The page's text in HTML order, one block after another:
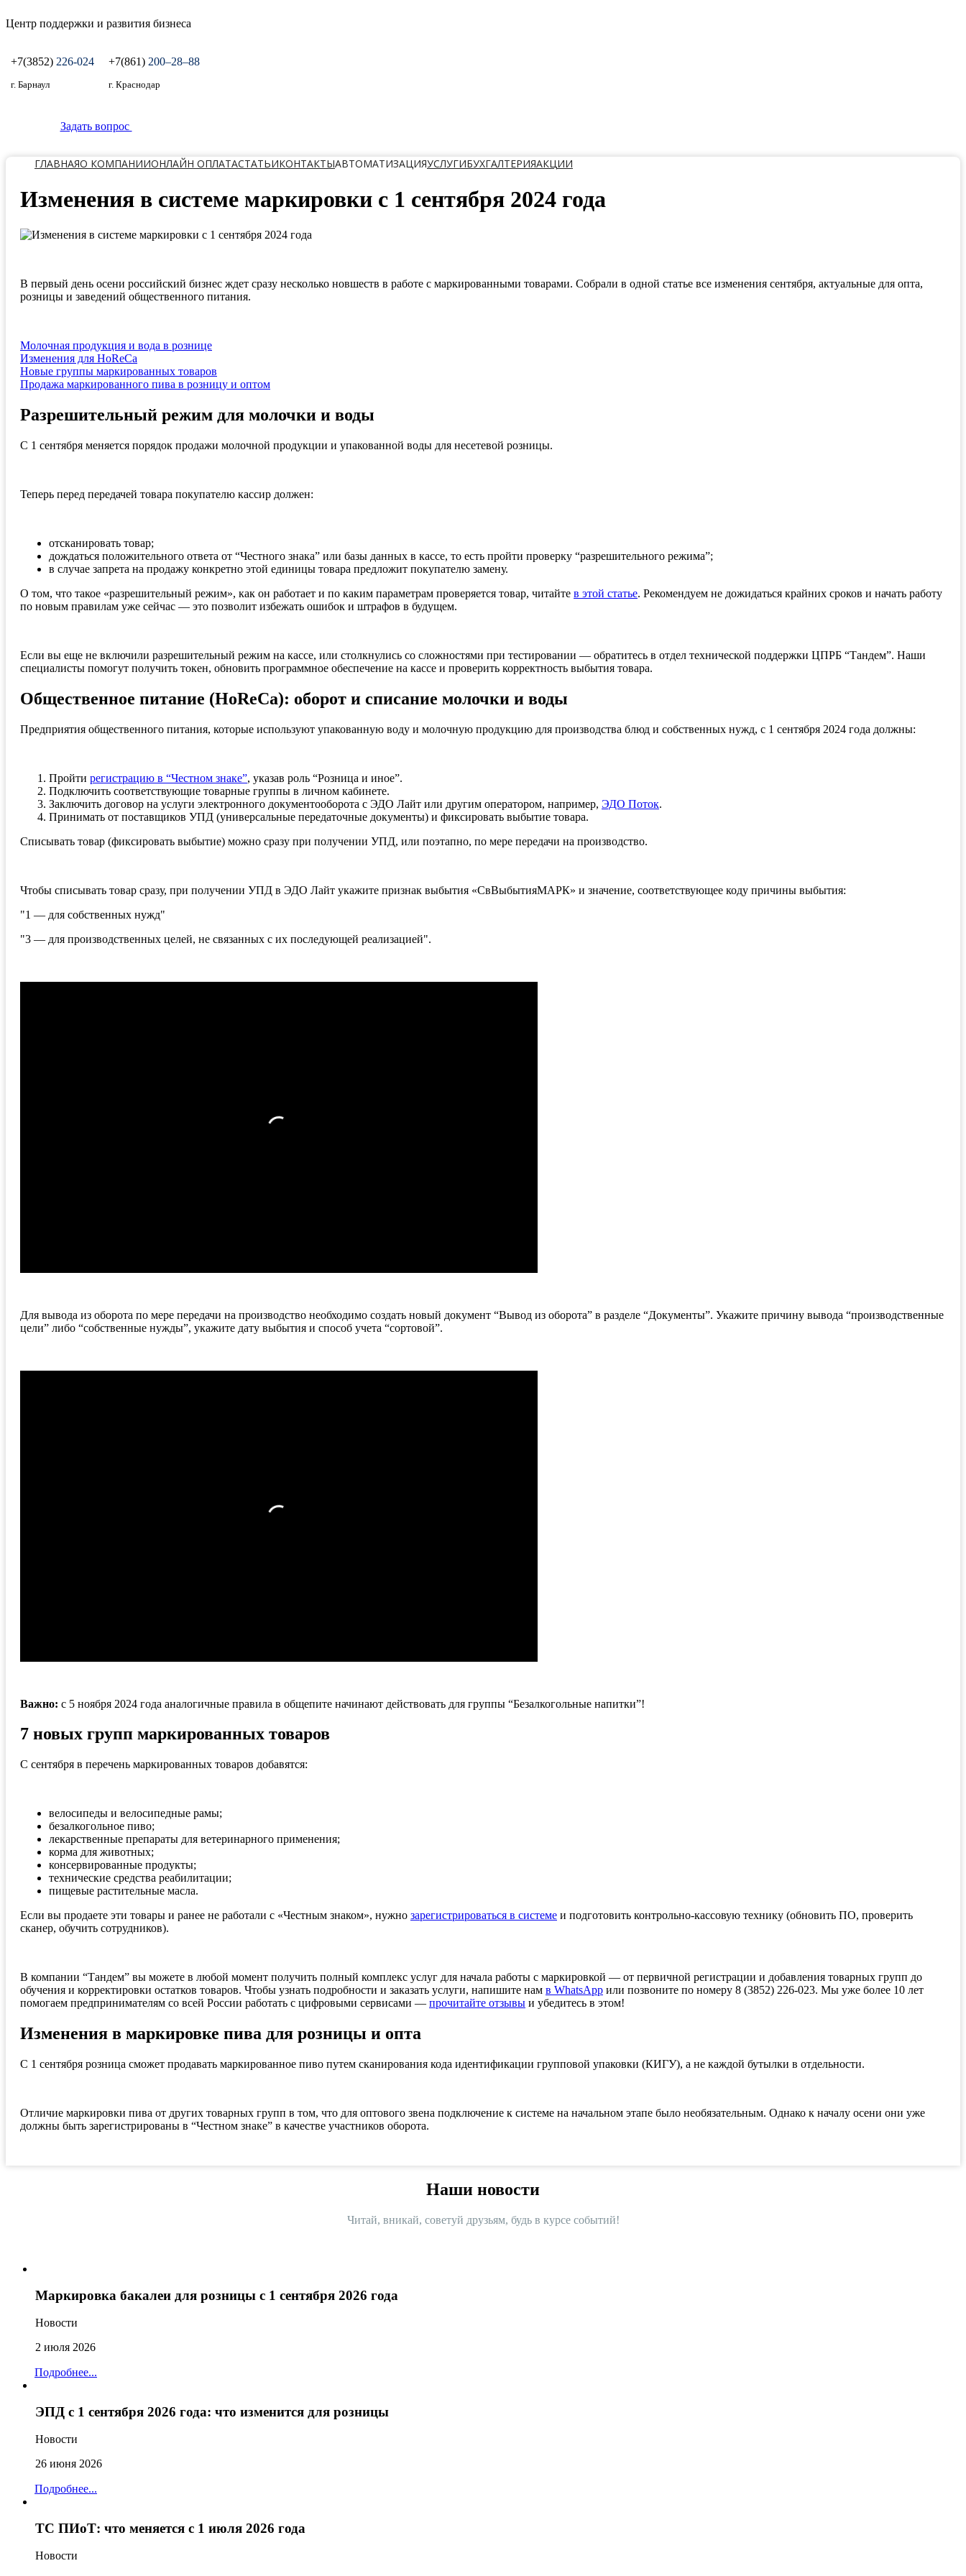
Центр поддержки и развития бизнеса
+7(3852) 226-024
г. Барнаул
+7(861) 200‒28‒88
г. Краснодар
Задать вопрос
ГЛАВНАЯО КОМПАНИИОНЛАЙН ОПЛАТАСТАТЬИКОНТАКТЫАВТОМАТИЗАЦИЯУСЛУГИБУХГАЛТЕРИЯАКЦИИ
Изменения в системе маркировки с 1 сентября 2024 года
В первый день осени российский бизнес ждет сразу несколько новшеств в работе с маркированными товарами. Собрали в одной статье все изменения сентября, актуальные для опта,
розницы и заведений общественного питания.
Молочная продукция и вода в рознице
Изменения для HoReCa
Новые группы маркированных товаров
Продажа маркированного пива в розницу и оптом
Разрешительный режим для молочки и воды
С 1 сентября меняется порядок продажи молочной продукции и упакованной воды для несетевой розницы.
Теперь перед передачей товара покупателю кассир должен:
отсканировать товар;
дождаться положительного ответа от “Честного знака” или базы данных в кассе, то есть пройти проверку “разрешительного режима”;
в случае запрета на продажу конкретно этой единицы товара предложит покупателю замену.
О том, что такое «разрешительный режим», как он работает и по каким параметрам проверяется товар, читайте в этой статье. Рекомендуем не дожидаться крайних сроков и начать работу
по новым правилам уже сейчас — это позволит избежать ошибок и штрафов в будущем.
Если вы еще не включили разрешительный режим на кассе, или столкнулись со сложностями при тестировании — обратитесь в отдел технической поддержки ЦПРБ “Тандем”. Наши
специалисты помогут получить токен, обновить программное обеспечение на кассе и проверить корректность выбытия товара.
Общественное питание (HoReCa): оборот и списание молочки и воды
Предприятия общественного питания, которые используют упакованную воду и молочную продукцию для производства блюд и собственных нужд, с 1 сентября 2024 года должны:
Пройти регистрацию в “Честном знаке”, указав роль “Розница и иное”.
Подключить соответствующие товарные группы в личном кабинете.
Заключить договор на услуги электронного документооборота с ЭДО Лайт или другим оператором, например, ЭДО Поток.
Принимать от поставщиков УПД (универсальные передаточные документы) и фиксировать выбытие товара.
Списывать товар (фиксировать выбытие) можно сразу при получении УПД, или поэтапно, по мере передачи на производство.
Чтобы списывать товар сразу, при получении УПД в ЭДО Лайт укажите признак выбытия «СвВыбытияМАРК» и значение, соответствующее коду причины выбытия:
"1 — для собственных нужд"
"3 — для производственных целей, не связанных с их последующей реализацией".
Для вывода из оборота по мере передачи на производство необходимо создать новый документ “Вывод из оборота” в разделе “Документы”. Укажите причину вывода “производственные
цели” либо “собственные нужды”, укажите дату выбытия и способ учета “сортовой”.
Важно: с 5 ноября 2024 года аналогичные правила в общепите начинают действовать для группы “Безалкогольные напитки”!
7 новых групп маркированных товаров
С сентября в перечень маркированных товаров добавятся:
велосипеды и велосипедные рамы;
безалкогольное пиво;
лекарственные препараты для ветеринарного применения;
корма для животных;
консервированные продукты;
технические средства реабилитации;
пищевые растительные масла.
Если вы продаете эти товары и ранее не работали с «Честным знаком», нужно зарегистрироваться в системе и подготовить контрольно-кассовую технику (обновить ПО, проверить
сканер, обучить сотрудников).
В компании “Тандем” вы можете в любой момент получить полный комплекс услуг для начала работы с маркировкой — от первичной регистрации и добавления товарных групп до
обучения и корректировки остатков товаров. Чтобы узнать подробности и заказать услуги, напишите нам в WhatsApp или позвоните по номеру 8 (3852) 226-023. Мы уже более 10 лет
помогаем предпринимателям со всей России работать с цифровыми сервисами — прочитайте отзывы и убедитесь в этом!
Изменения в маркировке пива для розницы и опта
С 1 сентября розница сможет продавать маркированное пиво путем сканирования кода идентификации групповой упаковки (КИГУ), а не каждой бутылки в отдельности.
Отличие маркировки пива от других товарных групп в том, что для оптового звена подключение к системе на начальном этапе было необязательным. Однако к началу осени они уже
должны быть зарегистрированы в “Честном знаке” в качестве участников оборота.
Наши новости
Читай, вникай, советуй друзьям, будь в курсе событий!
Маркировка бакалеи для розницы с 1 сентября 2026 года
Новости
2 июля 2026
Подробнее...
ЭПД с 1 сентября 2026 года: что изменится для розницы
Новости
26 июня 2026
Подробнее...
ТС ПИоТ: что меняется с 1 июля 2026 года
Новости